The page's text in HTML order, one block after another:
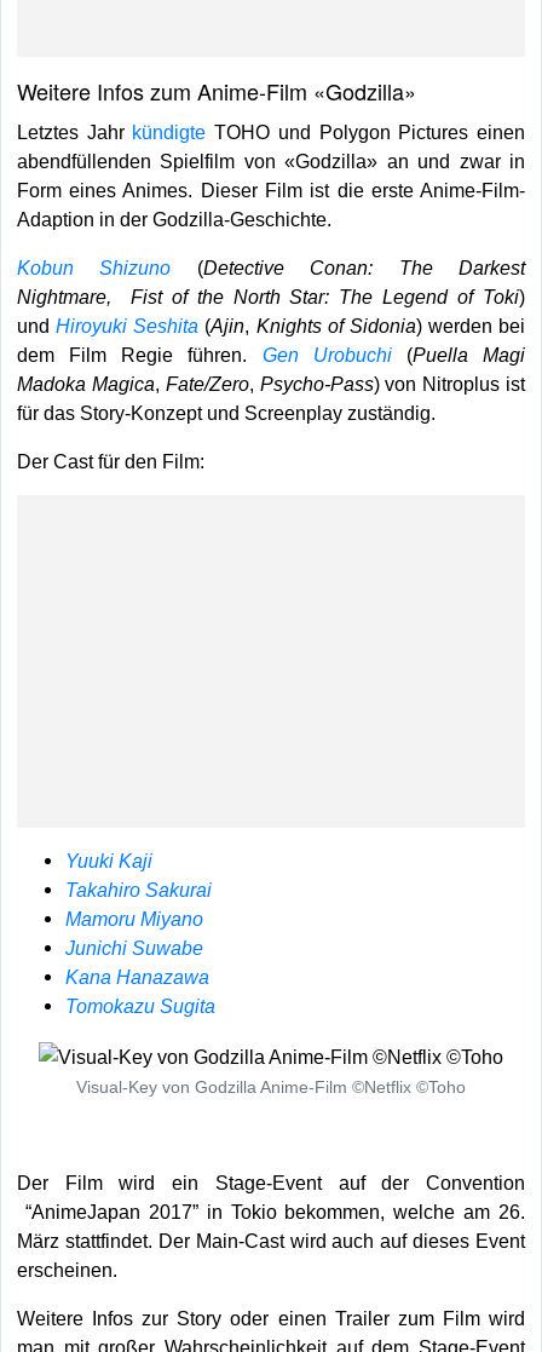
Weitere Infos zum Anime-Film «Godzilla»
Letztes Jahr kündigte TOHO und Polygon Pictures einen
abendfüllenden Spielfilm von «Godzilla» an und zwar in
Form eines Animes. Dieser Film ist die erste Anime-Film-
Adaption in der Godzilla-Geschichte.
Kobun Shizuno (Detective Conan: The Darkest
Nightmare,
Fist of the North Star: The Legend of Toki)
und Hiroyuki Seshita (Ajin, Knights of Sidonia) werden bei
dem Film Regie führen. Gen Urobuchi(Puella Magi
Madoka Magica, Fate/Zero, Psycho-Pass) von Nitroplus ist
für das Story-Konzept und Screenplay zuständig.
Der Cast für den Film:
Yuuki Kaji
Takahiro Sakurai
Mamoru Miyano
Junichi Suwabe
Kana Hanazawa
Tomokazu Sugita
Visual-Key von Godzilla Anime-Film ©Netflix ©Toho
Der Film wird ein Stage-Event auf der Convention
“AnimeJapan 2017” in Tokio bekommen, welche am 26.
März stattfindet. Der Main-Cast wird auch auf dieses Event
erscheinen.
Weitere Infos zur Story oder einen Trailer zum Film wird
man mit großer Wahrscheinlichkeit auf dem Stage-Event